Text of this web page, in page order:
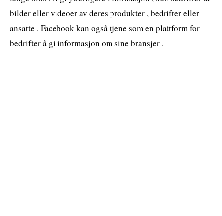
bilder eller videoer av deres produkter , bedrifter eller
ansatte . Facebook kan også tjene som en plattform for
bedrifter å gi informasjon om sine bransjer .